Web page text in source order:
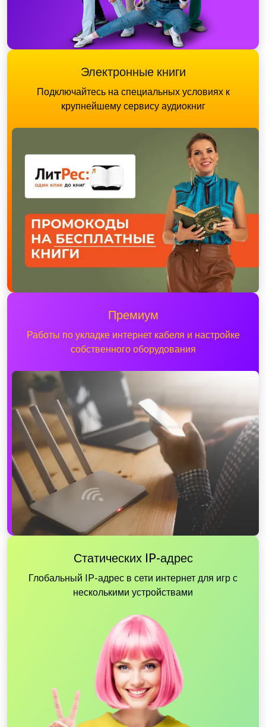
Электронные книги
Подключайтесь на специальных условиях к
крупнейшему сервису аудиокниг
Премиум
Работы по укладке интернет кабеля и настройке
собственного оборудования
Статических IP-адрес
Глобальный IP-адрес в сети интернет для игр с
несколькими устройствами